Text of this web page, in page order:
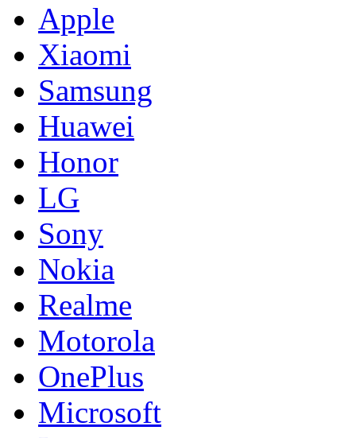
Apple
Xiaomi
Samsung
Huawei
Honor
LG
Sony
Nokia
Realme
Motorola
OnePlus
Microsoft